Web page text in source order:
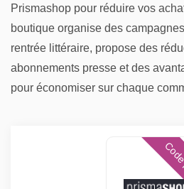
Prismashop pour réduire vos
boutique organise des
rentrée littéraire, propose des
abonnements presse et des
pour économiser sur chaque